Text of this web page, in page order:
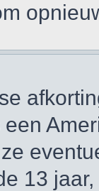
een
13